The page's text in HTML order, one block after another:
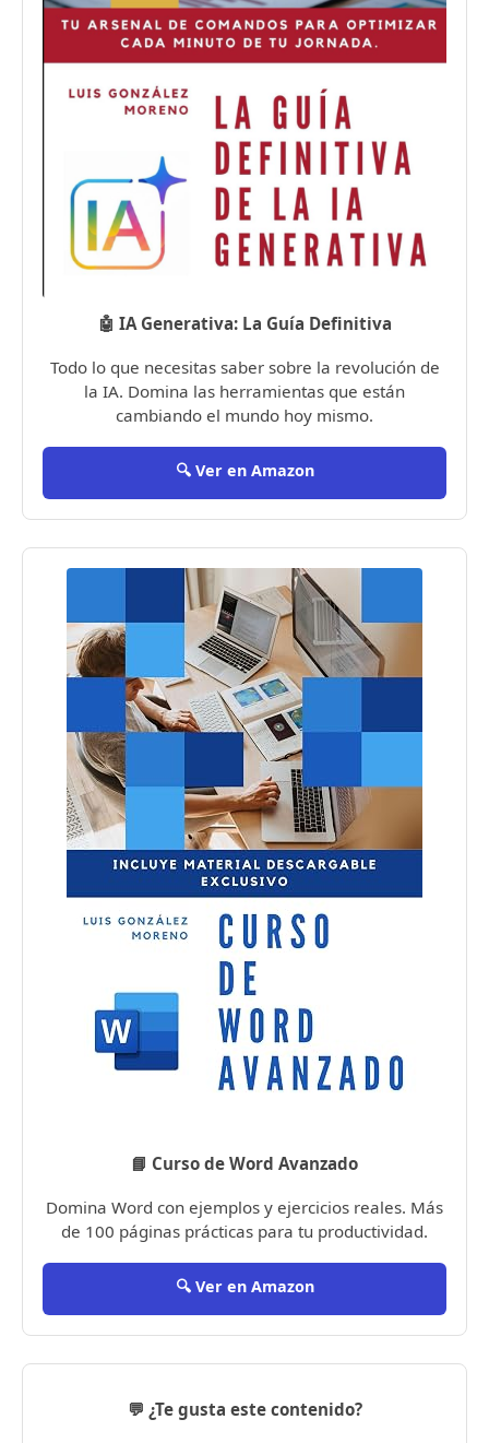
🤖 IA Generativa: La Guía Definitiva
Todo lo que necesitas saber sobre la revolución de
la IA. Domina las herramientas que están
cambiando el mundo hoy mismo.
🔍 Ver en Amazon
📘 Curso de Word Avanzado
Domina Word con ejemplos y ejercicios reales. Más
de 100 páginas prácticas para tu productividad.
🔍 Ver en Amazon
💬 ¿Te gusta este contenido?